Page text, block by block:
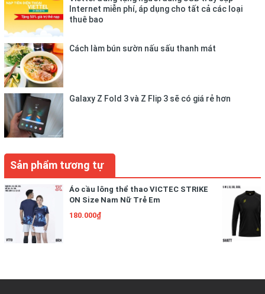
Vải mè thường bền tuy nhiên để giữ cho màu sắc, chất liệu
luôn sắc nét. Bạn cần lưu ý những điều sau:
- Thun mè thường không thấm nước và dễ giặt sạch không
cần thiết giặt quá lâu trong máy.
- Không nên ngâm quần áo lâu trong nước, hoặc để nơi ẩm
mốc.
- Hạn chế sấy khô.
vải thun mè 4 chiều , thấm hút mồ hôi cực tốt
Thích hợp các môn vận động như: Bóng đá, bóng ném, bóng
Được in theo dây chuyền công nghệ khép kín chuyên nghiệp,
không bong tróc hoặc bạc màu
Vải mè thường bền tuy nhiên để giữ cho màu sắc, chất liệu
luôn sắc nét. Bạn cần lưu ý những điều sau:
- Thun mè thường không thấm nước và dễ giặt sạch không
Internet miễn phí, áp dụng cho tất cả các loại
thuê bao
Cách làm bún sườn nấu sấu thanh mát
Galaxy Z Fold 3 và Z Flip 3 sẽ có giá rẻ hơn
Sản phẩm tương tự
Áo cầu lông thể thao VICTEC STRIKE
ON Size Nam Nữ Trẻ Em
180.000₫